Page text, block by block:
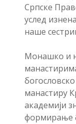
Српске
услед
наше
Монашко и
манастиру
академији
формирање